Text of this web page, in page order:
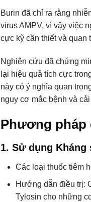
Burin đã chỉ ra rằng
virus AMPV, vì vậy việc
cực kỳ cần thiết và quan
Nghiên cứu đã chứng
lại hiệu quả tích cực
này có ý nghĩa quan
nguy cơ mắc bệnh và
Phương pháp
1. Sử dụng
Các loại thuốc tiêm
Hướng dẫn điều trị:
Tylosin cho những